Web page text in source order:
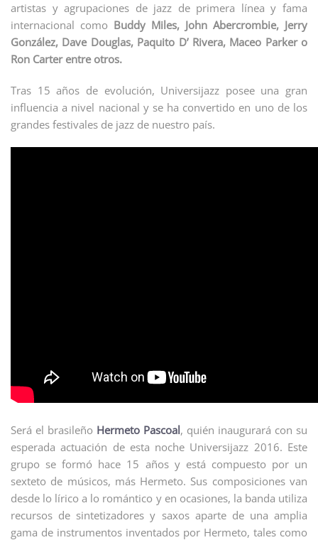
artistas y agrupaciones de jazz de primera línea y fama
internacional como Buddy Miles, John Abercrombie, Jerry
González, Dave Douglas, Paquito D’ Rivera, Maceo Parker o
Ron Carter entre otros.
Tras 15 años de evolución, Universijazz posee una gran
influencia a nivel nacional y se ha convertido en uno de los
grandes festivales de jazz de nuestro país.
Será el brasileño Hermeto Pascoal, quién inaugurará con su
esperada actuación de esta noche Universijazz 2016. Este
grupo se formó hace 15 años y está compuesto por un
sexteto de músicos, más Hermeto. Sus composiciones van
desde lo lírico a lo romántico y en ocasiones, la banda utiliza
recursos de sintetizadores y saxos aparte de una amplia
gama de instrumentos inventados por Hermeto, tales como